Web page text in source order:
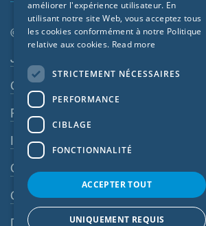
© SIGA 2026
Jobs
Contact
Règles de confidentialité
Impressum
CGV
CGA
Dispositif d’alerte
FRENCH
CZECH
LATVIAN
NORWEGIAN
améliorer l'expérience utilisateur. En
utilisant notre site Web, vous acceptez tous
les cookies conformément à notre Politique
relative aux cookies. Read more
STRICTEMENT NÉCESSAIRES
PERFORMANCE
CIBLAGE
FONCTIONNALITÉ
ACCEPTER TOUT
UNIQUEMENT REQUIS